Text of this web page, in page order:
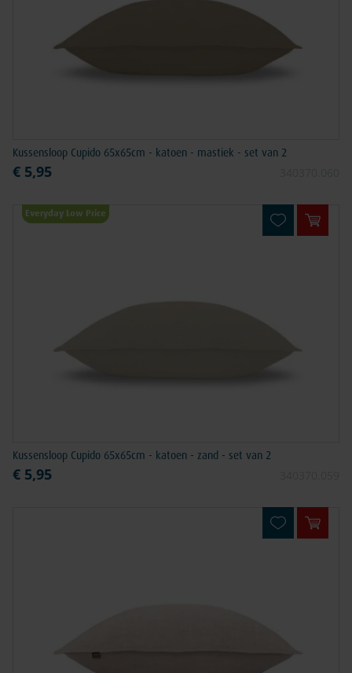
Kussensloop Cupido 65x65cm - katoen - mastiek - set van 2
€ 5,95
Everyday Low Price
In
Kussensloop Cupido 65x65cm - katoen - zand - set van 2
€ 5,95
In